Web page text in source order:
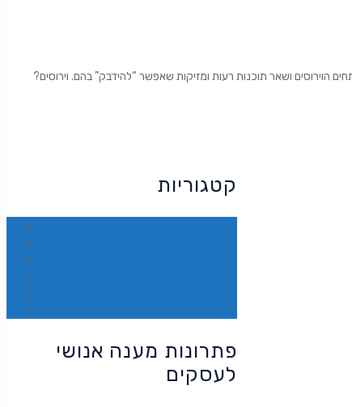
?מה זה וירוס במחשב רשת האינטרנט היום מפותחת מאוד וממשיכה להתפתח כל הזמן, בד בבד מתפתחים הוירוסים ושאר תוכנות רעות ומזיקות שאפשר “להידבק” בהם. וירוסים
קטגוריות
פתרונות מענה אנושי
לעסקים